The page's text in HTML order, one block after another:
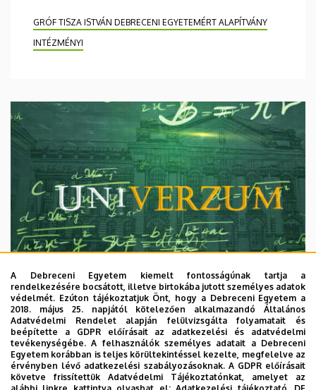
GRÓF TISZA ISTVÁN DEBRECENI EGYETEMÉRT ALAPÍTVÁNY
INTÉZMÉNYI
2026. augusztus 7.
Univerzum: A Debreceni Egyetem
titkos receptjei
A Debreceni Egyetem kiemelt fontosságúnak tartja a
rendelkezésére bocsátott, illetve birtokába jutott személyes adatok
védelmét. Ezúton tájékoztatjuk Önt, hogy a Debreceni Egyetem a
2018. május 25. napjától kötelezően alkalmazandó Általános
Adatvédelmi Rendelet alapján felülvizsgálta folyamatait és
beépítette a GDPR előírásait az adatkezelési és adatvédelmi
tevékenységébe. A felhasználók személyes adatait a Debreceni
Egyetem korábban is teljes körültekintéssel kezelte, megfelelve az
érvényben lévő adatkezelési szabályozásoknak. A GDPR előírásait
követve frissítettük Adatvédelmi Tájékoztatónkat, amelyet az